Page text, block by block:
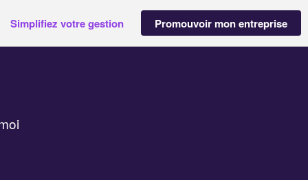
Simplifiez votre gestion Promouvoir mon entreprise